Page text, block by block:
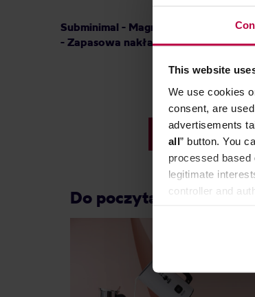
This website
We use cookies
consent, are
advertisements
all” button. You
processed based
legitimate
controller and
Subminimal - Magnetic NanoScreen
- Zapasowa nakładka
62,90 zł
Do poczytania przy